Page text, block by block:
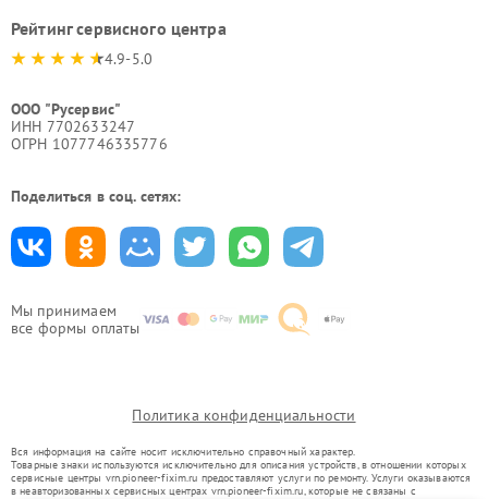
Мы принимаем
все формы оплаты
Рейтинг сервисного центра
4.9-5.0
ООО "Русервис"
ИНН 7702633247
ОГРН 1077746335776
Поделиться в соц. сетях:
Политика конфиденциальности
Вся информация на сайте носит исключительно справочный характер.
Товарные знаки используются исключительно для описания устройств, в отношении которых
сервисные центры vrn.pioneer-fixim.ru предоставляют услуги по ремонту. Услуги оказываются
в неавторизованных сервисных центрах vrn.pioneer-fixim.ru, которые не связаны с